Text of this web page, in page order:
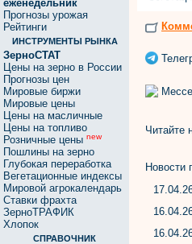
еженедельник
Прогнозы урожая
Рейтинги
ИНСТРУМЕНТЫ РЫНКА
ЗерноСТАТ
Цены на зерно в России
Прогнозы цен
Мировые биржи
Мировые цены
Цены на масличные
Цены на топливо
Розничные цены new
Пошлины на зерно
Глубокая переработка
Вегетационные индексы
Мировой агрокалендарь
Ставки фрахта
ЗерноТРАФИК
Хлопок
СПРАВОЧНИК
Читайте
Новости